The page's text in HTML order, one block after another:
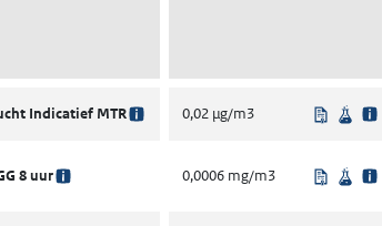
Indicatief MTR 0,02 µg/m3 Uit
8 uur 0,0006 mg/m3 Uit